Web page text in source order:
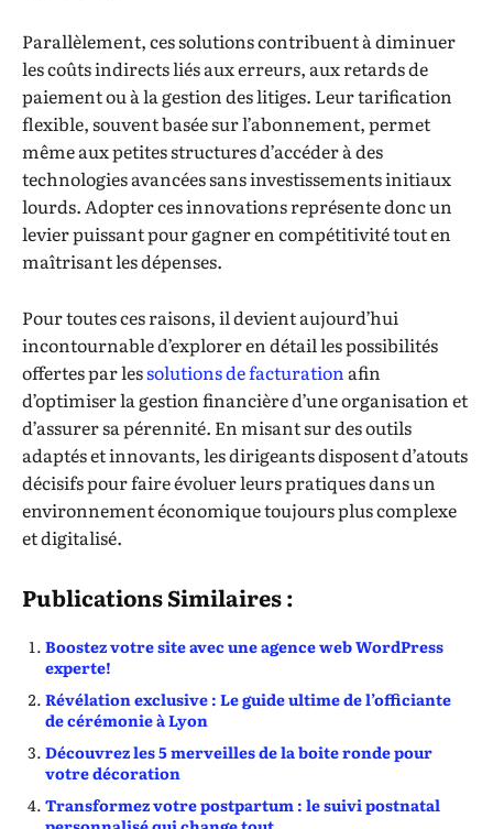
Parallèlement, ces solutions contribuent à diminuer
les coûts indirects liés aux erreurs, aux retards de
paiement ou à la gestion des litiges. Leur tarification
flexible, souvent basée sur l’abonnement, permet
même aux petites structures d’accéder à des
technologies avancées sans investissements initiaux
lourds. Adopter ces innovations représente donc un
levier puissant pour gagner en compétitivité tout en
maîtrisant les dépenses.
Pour toutes ces raisons, il devient aujourd’hui
incontournable d’explorer en détail les possibilités
offertes par lessolutions de facturation afin
d’optimiser la gestion financière d’une organisation et
d’assurer sa pérennité. En misant sur des outils
adaptés et innovants, les dirigeants disposent d’atouts
décisifs pour faire évoluer leurs pratiques dans un
environnement économique toujours plus complexe
et digitalisé.
Publications Similaires :
Boostez votre site avec une agence web WordPress
experte!
Révélation exclusive : Le guide ultime de l’officiante
de cérémonie à Lyon
Découvrez les 5 merveilles de la boite ronde pour
votre décoration
Transformez votre postpartum : le suivi postnatal